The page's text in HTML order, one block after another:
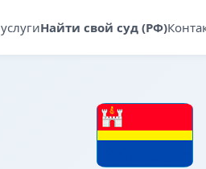
Найти свой суд (РФ)